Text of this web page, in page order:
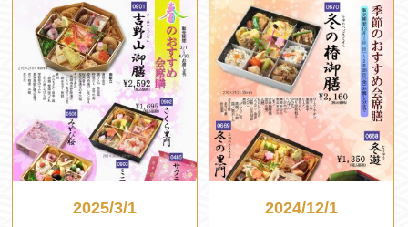
2025/3/1 2024/12/1